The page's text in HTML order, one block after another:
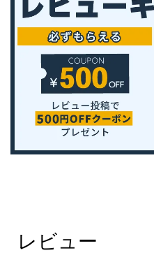
レビュー